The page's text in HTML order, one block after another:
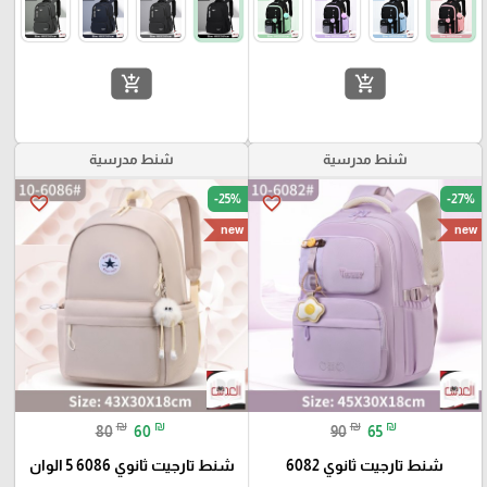
add_shopping_cart
add_shopping_cart
شنط مدرسية
favorite_border -27%
new
90 ₪ 65 ₪
شنط تارجيت ثانوي 6082
شنط مدرسية
favorite_border -25%
new
80 ₪ 60 ₪
شنط تارجيت ثانوي 6086 5 الوان